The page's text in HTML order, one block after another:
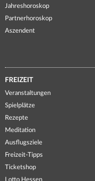
Jahreshoroskop
Partnerhoroskop
Aszendent
FREIZEIT
Veranstaltungen
Spielplätze
Rezepte
Meditation
Ausflugsziele
Freizeit-Tipps
Ticketshop
Lotto Hessen